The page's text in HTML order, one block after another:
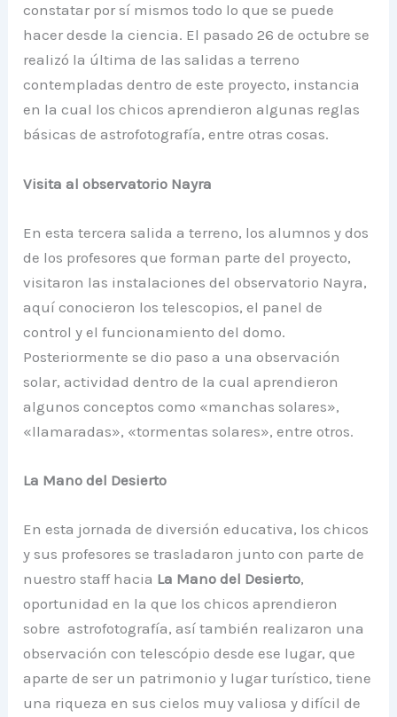
constatar por sí mismos todo lo que se puede
hacer desde la ciencia. El pasado 26 de octubre se
realizó la última de las salidas a terreno
contempladas dentro de este proyecto, instancia
en la cual los chicos aprendieron algunas reglas
básicas de astrofotografía, entre otras cosas.
Visita al observatorio Nayra
En esta tercera salida a terreno, los alumnos y dos
de los profesores que forman parte del proyecto,
visitaron las instalaciones del observatorio Nayra,
aquí conocieron los telescopios, el panel de
control y el funcionamiento del domo.
Posteriormente se dio paso a una observación
solar, actividad dentro de la cual aprendieron
algunos conceptos como «manchas solares»,
«llamaradas», «tormentas solares», entre otros.
La Mano del Desierto
En esta jornada de diversión educativa, los chicos
y sus profesores se trasladaron junto con parte de
nuestro staff hacia La Mano del Desierto,
oportunidad en la que los chicos aprendieron
sobre astrofotografía, así también realizaron una
observación con telescópio desde ese lugar, que
aparte de ser un patrimonio y lugar turístico, tiene
una riqueza en sus cielos muy valiosa y difícil de